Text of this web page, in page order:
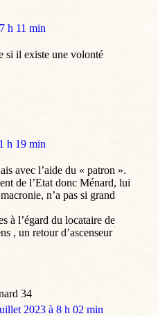
h 11 min
si il existe une volonté
h 19 min
avec l’aide du « patron ».
de l’Etat donc Ménard, lui
n’a pas si grand
à l’égard du locataire de
, un retour d’ascenseur
34
2023 à 8 h 02 min